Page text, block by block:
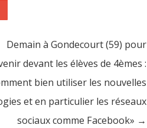
Demain à Gondecourt (59) pour
devant les élèves de 4èmes :
bien utiliser les nouvelles
et en particulier les réseaux
sociaux comme Facebook» →